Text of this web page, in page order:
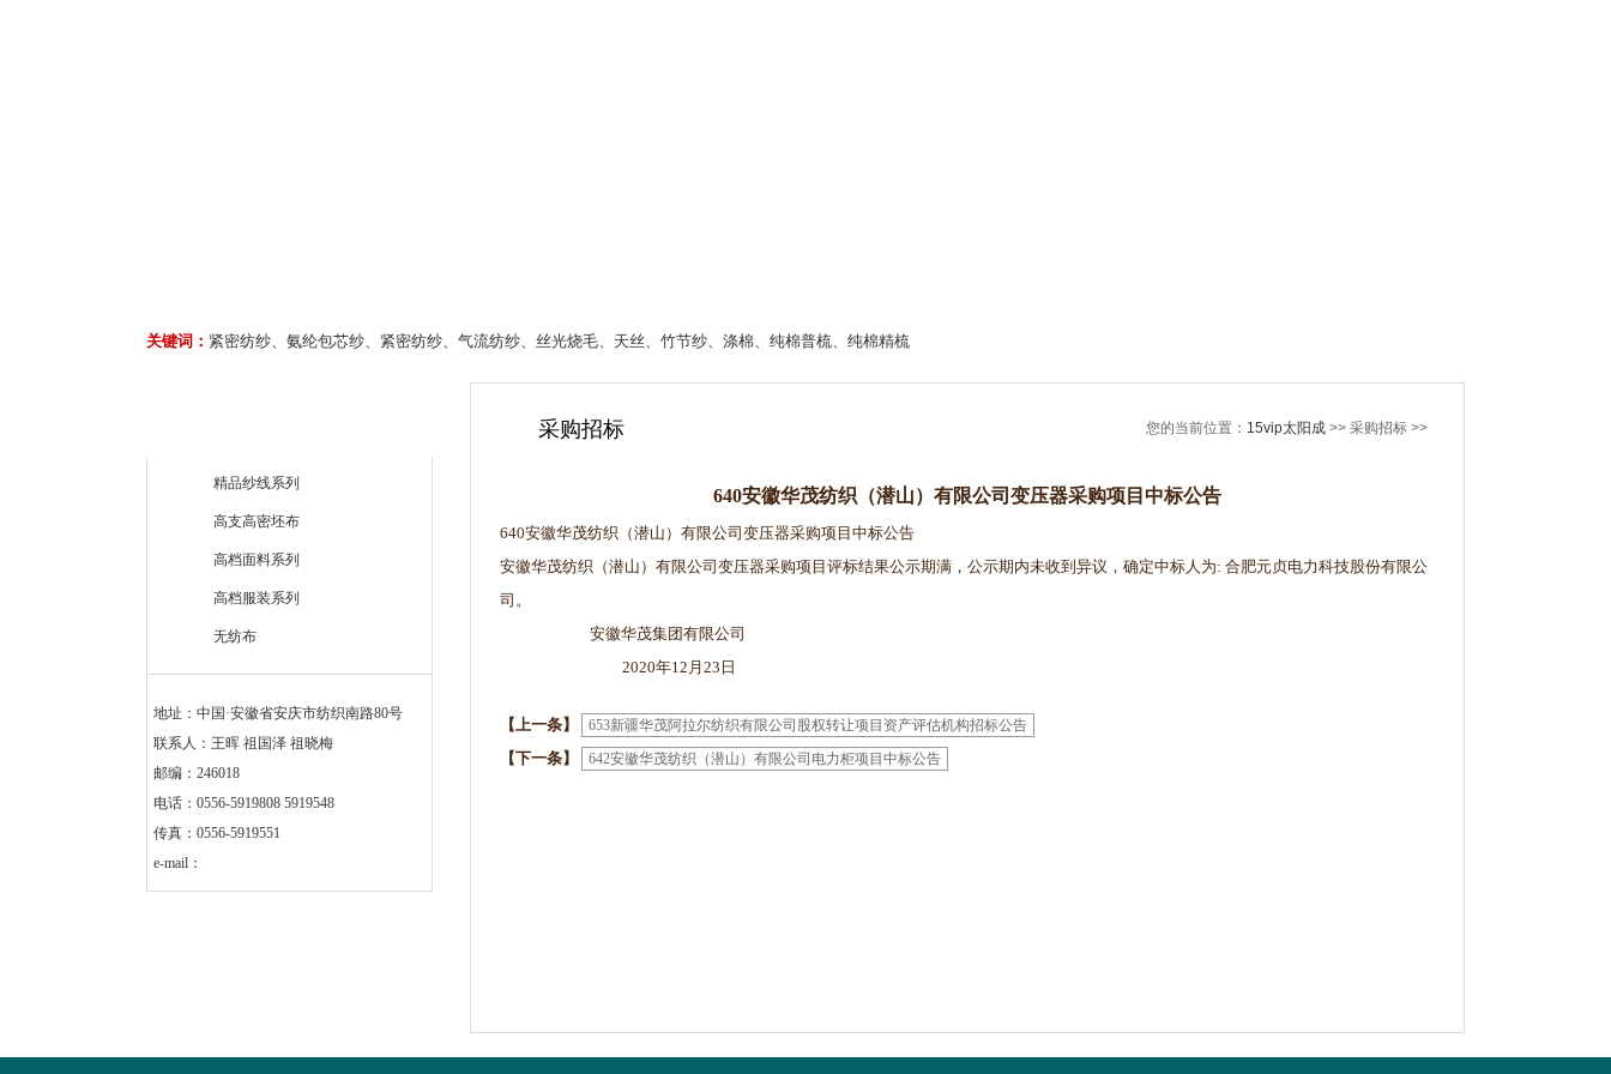
关键词： 紧密纺纱、氨纶包芯纱、紧密纺纱、气流纺纱、丝光烧毛、天丝、竹节纱、涤棉、纯棉普梳、纯棉精梳
精品纱线系列
高支高密坯布
高档面料系列
高档服装系列
无纺布
地址：中国·安徽省安庆市纺织南路80号
联系人：王晖 祖国泽 祖晓梅
邮编：246018
电话：0556-5919808 5919548
传真：0556-5919551
e-mail：
采购招标 您的当前位置： 15vip太阳成 >> 采购招标 >>
640安徽华茂纺织（潜山）有限公司变压器采购项目中标公告
640安徽华茂纺织（潜山）有限公司变压器采购项目中标公告
安徽华茂纺织（潜山）有限公司变压器采购项目评标结果公示期满，公示期内未收到异议，确定中标人为: 合肥元贞电力科技股份有限公
司。
安徽华茂集团有限公司
2020年12月23日
【上一条】 653新疆华茂阿拉尔纺织有限公司股权转让项目资产评估机构招标公告
【下一条】 642安徽华茂纺织（潜山）有限公司电力柜项目中标公告